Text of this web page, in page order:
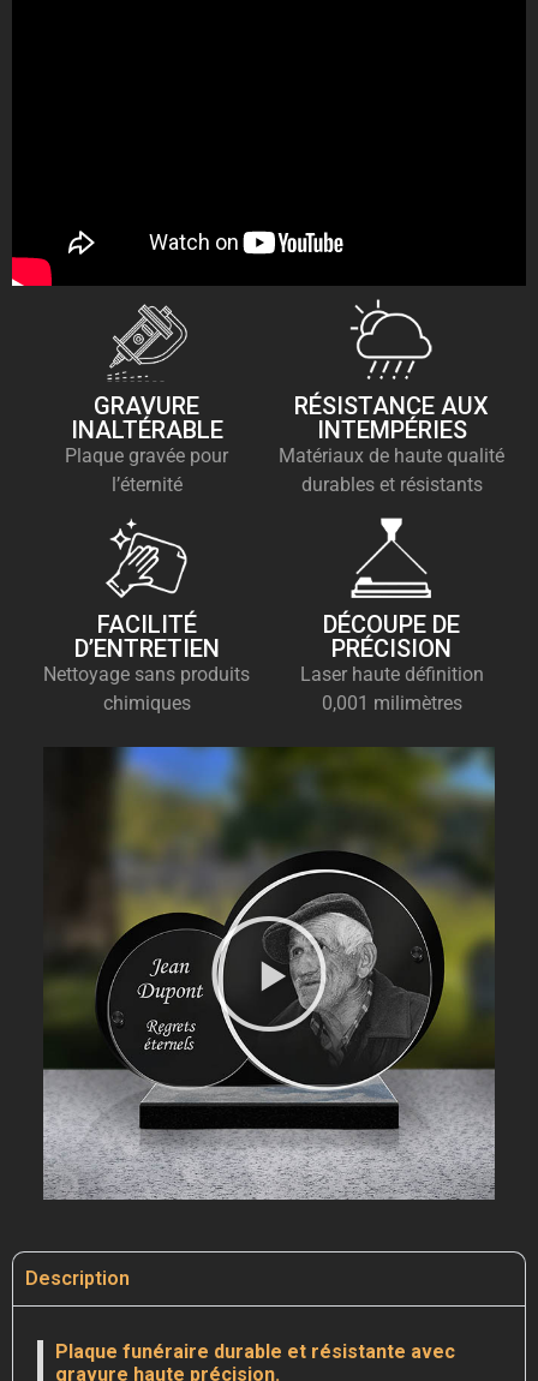
GRAVURE
INALTÉRABLE
Plaque gravée pour
l’éternité
RÉSISTANCE AUX
INTEMPÉRIES
Matériaux de haute qualité
durables et résistants
FACILITÉ
D’ENTRETIEN
Nettoyage sans produits
chimiques
DÉCOUPE DE
PRÉCISION
Laser haute définition
0,001 milimètres
Description
Plaque funéraire durable et résistante avec
gravure haute précision.